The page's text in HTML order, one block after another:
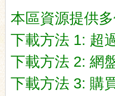
本區資源提供
下載方法 1: 超
下載方法 2: 網
下載方法 3: 購